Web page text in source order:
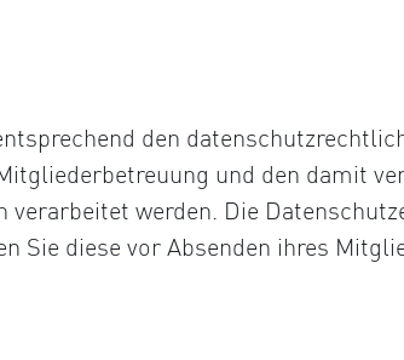
den
und den damit
werden. Die
Sie diese vor Absenden ihres